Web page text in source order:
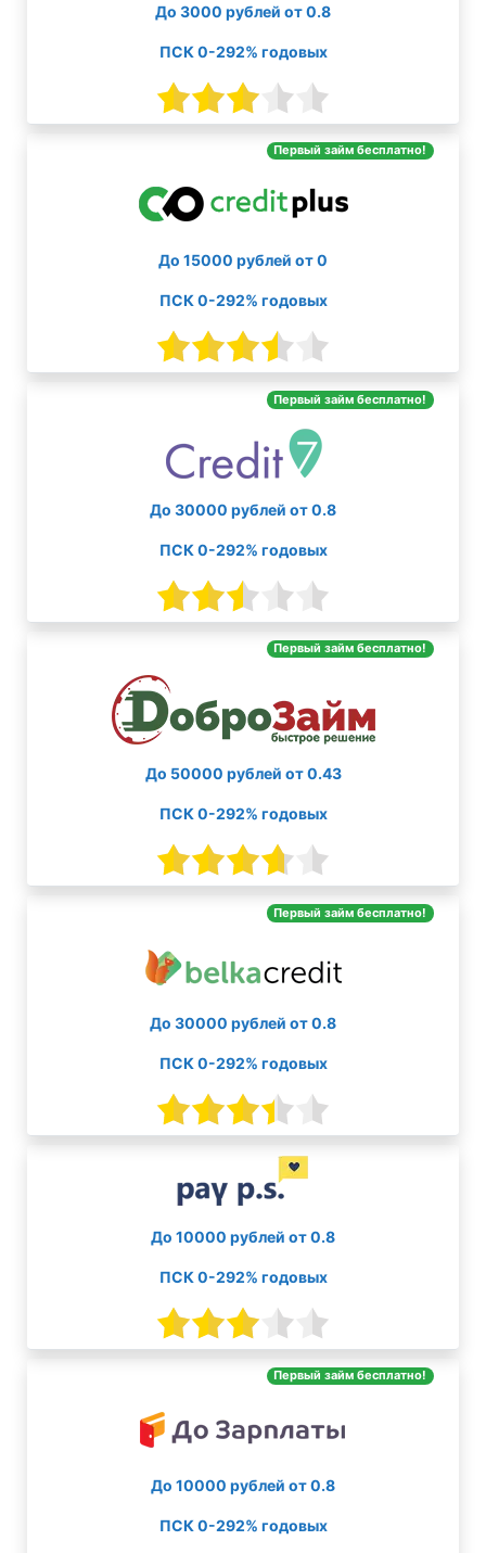
До 3000 рублей от 0.8
ПСК 0-292% годовых
Первый займ бесплатно!
До 15000 рублей от 0
ПСК 0-292% годовых
Первый займ бесплатно!
До 30000 рублей от 0.8
ПСК 0-292% годовых
Первый займ бесплатно!
До 50000 рублей от 0.43
ПСК 0-292% годовых
Первый займ бесплатно!
До 30000 рублей от 0.8
ПСК 0-292% годовых
До 10000 рублей от 0.8
ПСК 0-292% годовых
Первый займ бесплатно!
До 10000 рублей от 0.8
ПСК 0-292% годовых